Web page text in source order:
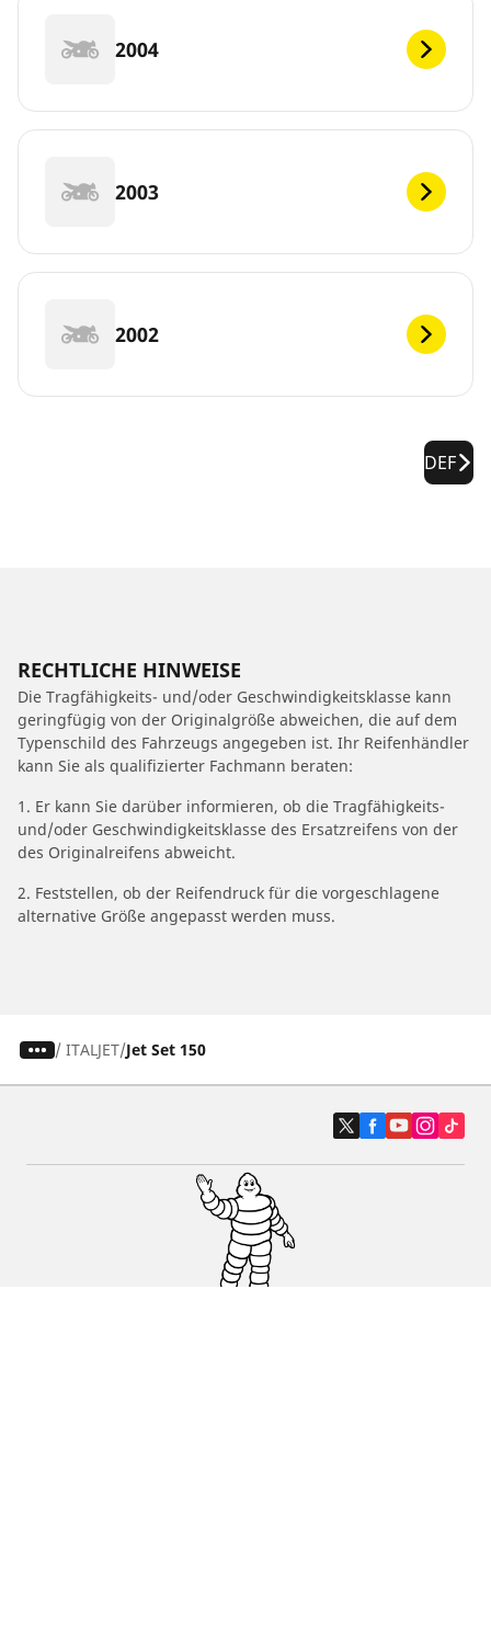
2004
2003
2002
DEF
RECHTLICHE HINWEISE
Die Tragfähigkeits- und/oder Geschwindigkeitsklasse kann
geringfügig von der Originalgröße abweichen, die auf dem
Typenschild des Fahrzeugs angegeben ist. Ihr Reifenhändler
kann Sie als qualifizierter Fachmann beraten:
1. Er kann Sie darüber informieren, ob die Tragfähigkeits-
und/oder Geschwindigkeitsklasse des Ersatzreifens von der
des Originalreifens abweicht.
2. Feststellen, ob der Reifendruck für die vorgeschlagene
alternative Größe angepasst werden muss.
/ ITALJET Jet Set 150